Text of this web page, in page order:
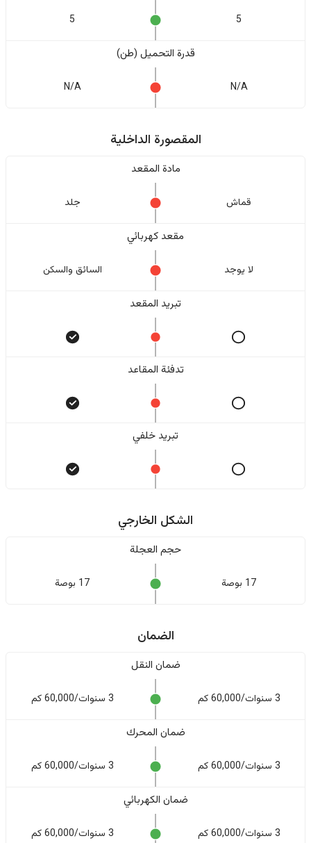
5
5
قدرة التحميل (طن)
N/A
N/A
المقصورة الداخلية
مادة المقعد
قماش جلد
مقعد كهربائي
لا یوجد السائق والسکن
تبريد المقعد
تدفئة المقاعد
تبريد خلفي
الشكل الخارجي
حجم العجلة
17 بوصة 17 بوصة
الضمان
ضمان النقل
3 سنوات/60,000 كم 3 سنوات/60,000 كم
ضمان المحرك
3 سنوات/60,000 كم 3 سنوات/60,000 كم
ضمان الكهربائي
3 سنوات/60,000 كم 3 سنوات/60,000 كم